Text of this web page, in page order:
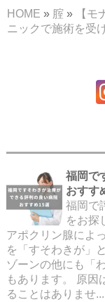
HOME » 腟 »
【
ニックで施術を受
福岡で
おすす
福岡で
をお探
アポクリン腺によ
を「すそわきが」
ゾーンの他にも「
もあります。 原因
ることはありませ...